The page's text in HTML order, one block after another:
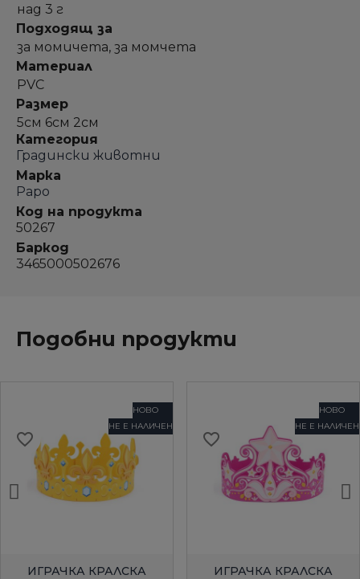
над 3 г
Подходящ за
за момичета, за момчета
Материал
PVC
Размер
5см 6см 2см
Категория
Градински животни
Марка
Papo
Код на продукта
50267
Баркод
3465000502676
Подобни продукти
БЪРЗ ПРЕГЛЕД
НОВО
НЕ Е НАЛИЧЕН
ИГРАЧКА КРАЛСКА
favorite_border
БЪРЗ ПРЕГЛЕД
НОВО
НЕ Е НАЛИЧЕН
ИГРАЧКА КРАЛСКА
favorite_border